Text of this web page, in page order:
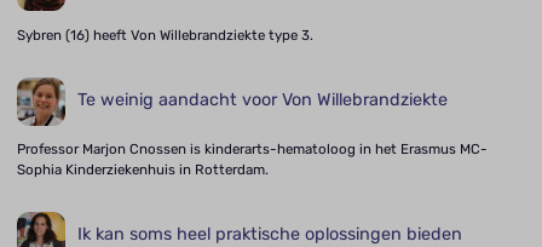
Sybren (16) heeft Von Willebrandziekte type 3.
Te weinig aandacht voor Von Willebrandziekte
Professor Marjon Cnossen is kinderarts-hematoloog in het Erasmus MC-
Sophia Kinderziekenhuis in Rotterdam.
Ik kan soms heel praktische oplossingen bieden